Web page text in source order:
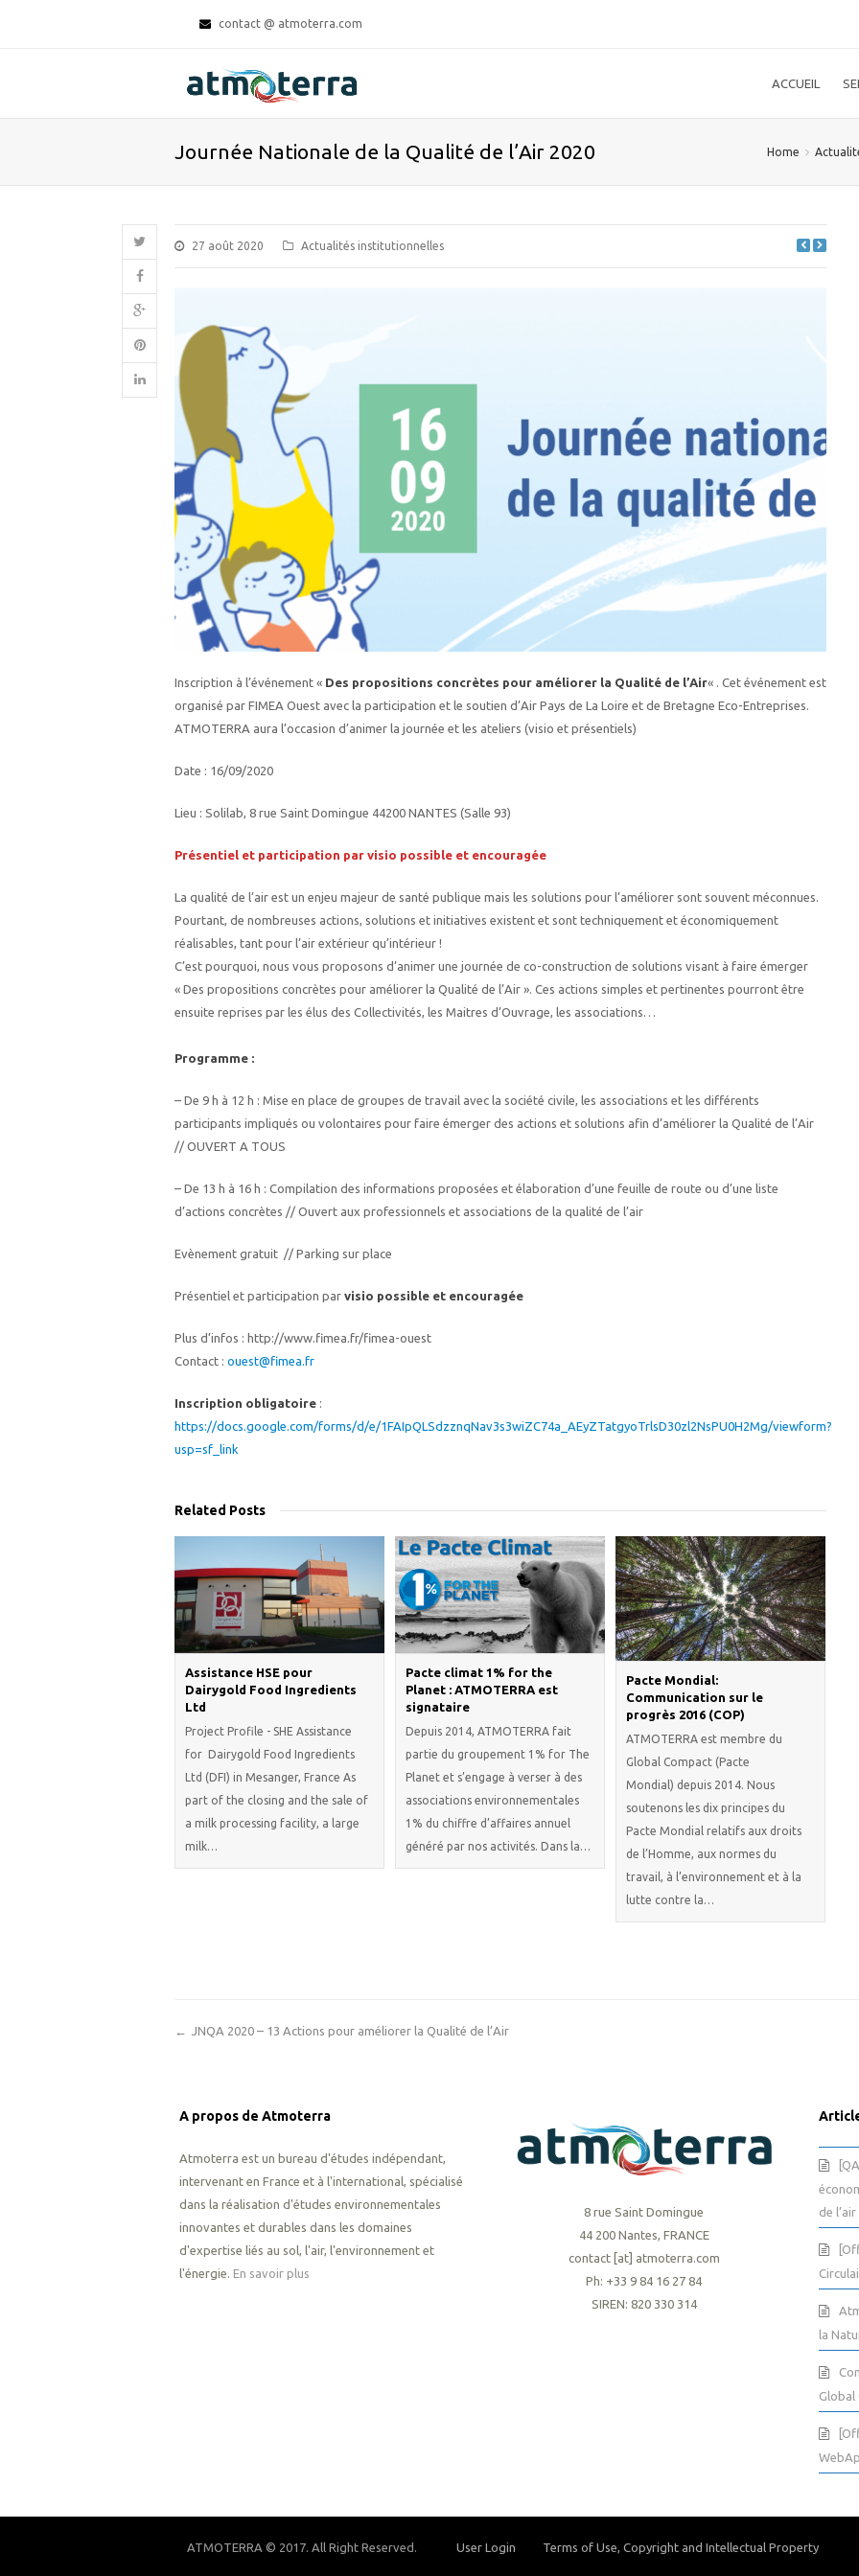
contact @ atmoterra.com
ACCUEIL
Journée Nationale de la Qualité de l’Air 2020 Home
27 août 2020 Actualités institutionnelles
Inscription à l’événement « Des propositions concrètes pour améliorer la Qualité de l’Air« . Cet événement est
organisé par FIMEA Ouest avec la participation et le soutien d’Air Pays de La Loire et de Bretagne Eco-Entreprises.
ATMOTERRA aura l’occasion d’animer la journée et les ateliers (visio et présentiels)
Date : 16/09/2020
Lieu : Solilab, 8 rue Saint Domingue 44200 NANTES (Salle 93)
Présentiel et participation par visio possible et encouragée
La qualité de l’air est un enjeu majeur de santé publique mais les solutions pour l’améliorer sont souvent méconnues.
Pourtant, de nombreuses actions, solutions et initiatives existent et sont techniquement et économiquement
réalisables, tant pour l’air extérieur qu’intérieur !​
C’est pourquoi, nous vous proposons d’animer une journée de co-construction de solutions visant à faire émerger
« Des propositions concrètes pour améliorer la Qualité de l’Air ». Ces actions simples et pertinentes pourront être
ensuite reprises par les élus des Collectivités, les Maitres d’Ouvrage, les associations…​
Programme :
– De 9 h à 12 h : Mise en place de groupes de travail avec la société civile, les associations et les différents
participants impliqués ou volontaires pour faire émerger des actions et solutions afin d’améliorer la Qualité de l’Air
// OUVERT A TOUS
– De 13 h à 16 h : Compilation des informations proposées et élaboration d’une feuille de route ou d’une liste
d’actions concrètes // Ouvert aux professionnels et associations de la qualité de l’air
Evènement gratuit // Parking sur place
Présentiel et participation par visio possible et encouragée
Plus d’infos : http://www.fimea.fr/fimea-ouest
Contact : ouest@fimea.fr
Inscription obligatoire :
https://docs.google.com/forms/d/e/1FAIpQLSdzznqNav3s3wiZC74a_AEyZTatgyoTrlsD30zl2NsPU0H2Mg/viewform?
usp=sf_link
Related Posts
Assistance HSE pour
Dairygold Food Ingredients
Ltd
Project Profile - SHE Assistance
for Dairygold Food Ingredients
Ltd (DFI) in Mesanger, France As
part of the closing and the sale of
a milk processing facility, a large
milk…
Pacte climat 1% for the
Planet : ATMOTERRA est
signataire
Depuis 2014, ATMOTERRA fait
partie du groupement 1% for The
Planet et s’engage à verser à des
associations environnementales
1% du chiffre d’affaires annuel
généré par nos activités. Dans la…
Pacte Mondial:
Communication sur le
progrès 2016 (COP)
ATMOTERRA est membre du
Global Compact (Pacte
Mondial) depuis 2014. Nous
soutenons les dix principes du
Pacte Mondial relatifs aux droits
de l’Homme, aux normes du
travail, à l’environnement et à la
lutte contre la…
← JNQA 2020 – 13 Actions pour améliorer la Qualité de l’Air
A propos de Atmoterra
Atmoterra est un bureau d'études indépendant,
intervenant en France et à l'international, spécialisé
dans la réalisation d'études environnementales
innovantes et durables dans les domaines
d'expertise liés au sol, l'air, l'environnement et
l'énergie. En savoir plus
8 rue Saint Domingue
44 200 Nantes, FRANCE
contact [at] atmoterra.com
Ph: +33 9 84 16 27 84
SIREN: 820 330 314
de
la
Global
ATMOTERRA © 2017. All Right Reserved. User Login Terms of Use, Copyright and Intellectual Property